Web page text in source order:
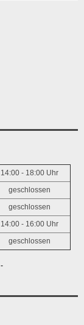
14:00 - 18:00 Uhr
geschlossen
geschlossen
14:00 - 16:00 Uhr
geschlossen